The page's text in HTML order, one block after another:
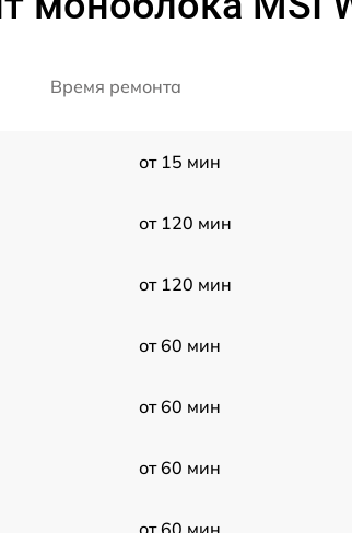
Время ремонта
от 15 мин
от 120 мин
от 120 мин
от 60 мин
от 60 мин
от 60 мин
от 60 мин